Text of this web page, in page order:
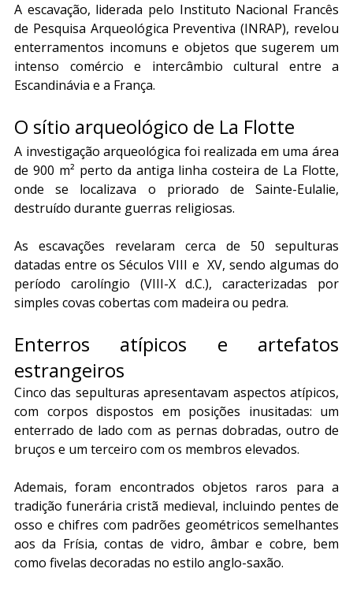
A escavação, liderada pelo Instituto Nacional Francês
de Pesquisa Arqueológica Preventiva (INRAP), revelou
enterramentos incomuns e objetos que sugerem um
intenso comércio e intercâmbio cultural entre a
Escandinávia e a França.
O sítio arqueológico de La Flotte
A investigação arqueológica foi realizada em uma área
de 900 m² perto da antiga linha costeira de La Flotte,
onde se localizava o priorado de Sainte-Eulalie,
destruído durante guerras religiosas.
As escavações revelaram cerca de 50 sepulturas
datadas entre os Séculos VIII e  XV, sendo algumas do
período carolíngio (VIII-X d.C.), caracterizadas por
simples covas cobertas com madeira ou pedra.
Enterros atípicos e artefatos
estrangeiros
Cinco das sepulturas apresentavam aspectos atípicos,
com corpos dispostos em posições inusitadas: um
enterrado de lado com as pernas dobradas, outro de
bruços e um terceiro com os membros elevados.
Ademais, foram encontrados objetos raros para a
tradição funerária cristã medieval, incluindo pentes de
osso e chifres com padrões geométricos semelhantes
aos da Frísia, contas de vidro, âmbar e cobre, bem
como fivelas decoradas no estilo anglo-saxão.